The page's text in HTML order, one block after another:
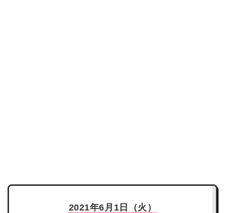
2021年6月1日（火）